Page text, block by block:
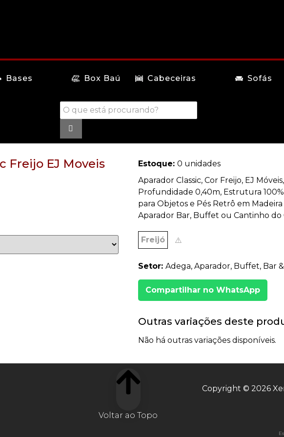
Bases Box Baú Cabeceiras Sofás
Freijo EJ Moveis Estoque: 0 unidades
Aparador Classic, Cor Freijo, EJ
Profundidade 0,40m, Estrutura 100%
para Objetos e Pés Retrô em
Aparador Bar, Buffet ou Cantinho do
Freijó ⚠️
Setor: Adega, Aparador, Buffet, Bar
Compartilhar no WhatsApp
Outras variações deste
Não há outras variações disponíveis.
Voltar ao Topo
Copyright © 2026